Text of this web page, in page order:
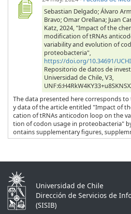
Sebastian Delgado; Álvaro
Bravo; Omar Orellana; Juan
Katz, 2024, "Impact of the
modification of tRNAs
variability and evolution of
proteobacteria",
https://doi.org/10.34691/
Repositorio de datos de
Universidad de Chile, V3,
The data presented here corresponds
y data of the article entitled "Impact of
cation of tRNAs anticodon loop on the
tion of codon usage in proteobacteria"
ontains supplementary figures,
Universidad de Chile
Dirección de Servicios de
(SISIB)